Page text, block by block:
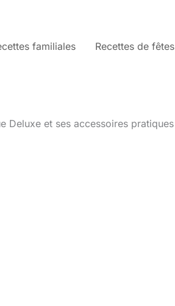
familiales Recettes de fêtes
Deluxe et ses accessoires pratiques